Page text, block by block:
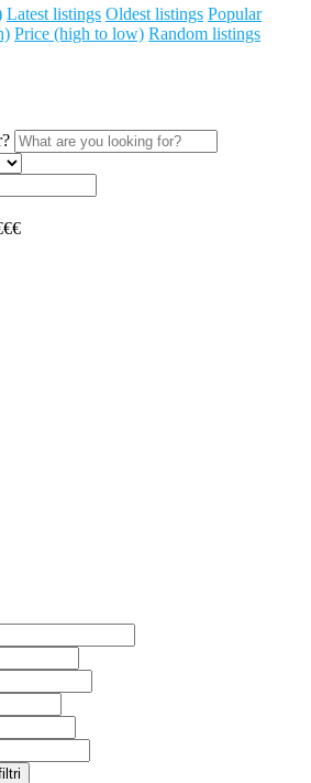
Latest listings Oldest listings Popular
Price (high to low) Random listings